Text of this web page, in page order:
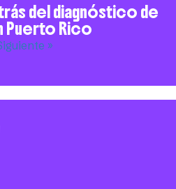
del diagnóstico de
Puerto Rico
»